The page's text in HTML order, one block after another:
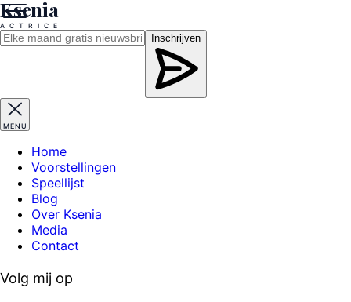
Ksenia
A C T R I C E
Inschrijven
MENU
Home
Voorstellingen
Speellijst
Blog
Over Ksenia
Media
Contact
Volg mij op